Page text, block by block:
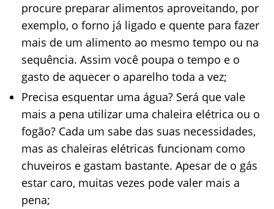
procure preparar alimentos aproveitando, por
exemplo, o forno já ligado e quente para fazer
mais de um alimento ao mesmo tempo ou na
sequência. Assim você poupa o tempo e o
gasto de aquecer o aparelho toda a vez;
Precisa esquentar uma água? Será que vale
mais a pena utilizar uma chaleira elétrica ou o
fogão? Cada um sabe das suas necessidades,
mas as chaleiras elétricas funcionam como
chuveiros e gastam bastante. Apesar de o gás
estar caro, muitas vezes pode valer mais a
pena;